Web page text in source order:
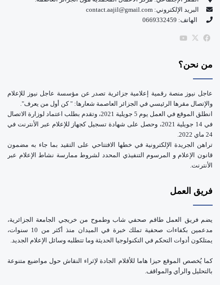
ك
البريد الإلكتروني: contact.aajil@gmail.com
الهاتف: 0669332459
فيسبوك
‫X
من نحن؟
عاجل نيوز منصة رقمية إعلامية جزائرية تصدر عن مؤسسة عاجل نيوز للإعلام
والإتصال مقرها الرئيسي في الجزائر العاصمة شعارها: " كن أول من يعرف".
انطلق الموقع في العمل يوم 5 جويلية 2021، وتقدم بطلب اعتماد لوزارة الاتصال
في 14 جويلية 2021، وحصل على شهادة تسجيل كجهاز للإعلام عبر الأنترنت في
24 ماي 2022.
تراهن الجريدة الإلكترونية في خطها الافتتاحي على التقيد بما جاء به مضمون
قانون الإعلام و المرسوم التنفيذي المحدد لشروط ممارسة نشاط الإعلام عبر
الأنترنت.
فريق العمل
يضم فريق العمل طاقم صحفي شاب وطموح من خريجي الجامعة الجزائرية،
مدعمين بكفاءات صحفية تملك خبرة في الميدان منذ أكثر من 10 سنوات،
يمتلكون أدوات التحكم في التكنولوجيا الحديثة وما تتطلبه وسائل الإعلام الجديد.
كما يُخصص الموقع حيزا هاما للأقلام الجادة لإثراء النقاش حول مواضيع متنوعة
بالتحليل والرأي والمواقف.